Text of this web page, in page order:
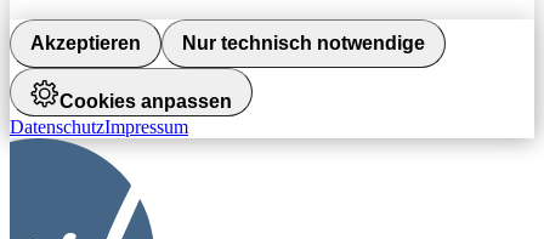
Akzeptieren Nur technisch notwendige
Cookies anpassen
DatenschutzImpressum